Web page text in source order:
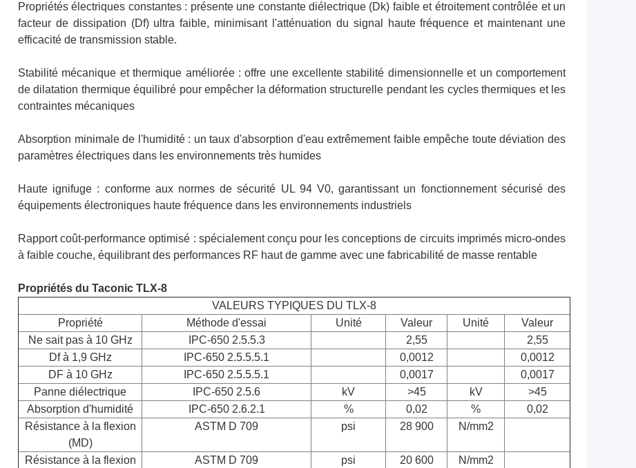
Propriétés électriques constantes : présente une constante diélectrique (Dk) faible et étroitement contrôlée et un
facteur de dissipation (Df) ultra faible, minimisant l'atténuation du signal haute fréquence et maintenant une
efficacité de transmission stable.
Stabilité mécanique et thermique améliorée : offre une excellente stabilité dimensionnelle et un comportement
de dilatation thermique équilibré pour empêcher la déformation structurelle pendant les cycles thermiques et les
contraintes mécaniques
Absorption minimale de l'humidité : un taux d'absorption d'eau extrêmement faible empêche toute déviation des
paramètres électriques dans les environnements très humides
Haute ignifuge : conforme aux normes de sécurité UL 94 V0, garantissant un fonctionnement sécurisé des
équipements électroniques haute fréquence dans les environnements industriels
Rapport coût-performance optimisé : spécialement conçu pour les conceptions de circuits imprimés micro-ondes
à faible couche, équilibrant des performances RF haut de gamme avec une fabricabilité de masse rentable
Propriétés du Taconic TLX-8
VALEURS TYPIQUES DU TLX-8
Propriété
Méthode d'essai Unité Valeur Unité
Valeur
Ne sait pas à 10 GHz
IPC-650 2.5.5.3 2,55
2,55
Df à 1,9 GHz
IPC-650 2.5.5.5.1 0,0012
0,0012
DF à 10 GHz
IPC-650 2.5.5.5.1 0,0017
0,0017
Panne diélectrique
IPC-650 2.5.6 kV >45 kV
>45
Absorption d'humidité
IPC-650 2.6.2.1 % 0,02 %
0,02
Résistance à la flexion
(MD)
ASTM D 709 psi 28 900 N/mm2
Résistance à la flexion
ASTM D 709 psi 20 600 N/mm2